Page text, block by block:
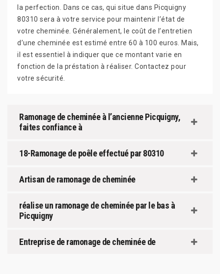
la perfection. Dans ce cas, qui situe dans Picquigny
80310 sera à votre service pour maintenir l’état de
votre cheminée. Généralement, le coût de l’entretien
d’une cheminée est estimé entre 60 à 100 euros. Mais,
il est essentiel à indiquer que ce montant varie en
fonction de la préstation à réaliser. Contactez pour
votre sécurité.
Ramonage de cheminée à l’ancienne Picquigny,
faites confiance à
18-Ramonage de poêle effectué par 80310
Artisan de ramonage de cheminée
réalise un ramonage de cheminée par le bas à
Picquigny
Entreprise de ramonage de cheminée de